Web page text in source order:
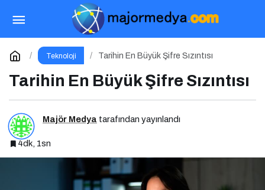
Teknoloji Tarihin En Büyük Şifre Sızıntısı
Tarihin En Büyük Şifre Sızıntısı
Majör Medya tarafından yayınlandı
4dk, 1sn
TBD, 8. Siber Güvenlik Ekosisteminin
Geliştirilmesi Zirvesi’ni Gerçekleştirdi
Yorum Yap